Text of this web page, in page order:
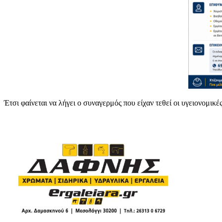
Έτσι φαίνεται να λήγει ο συναγερμός που είχαν τεθεί οι